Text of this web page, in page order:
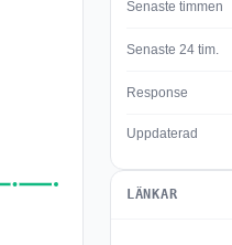
Senaste timmen
Senaste 24 tim.
Response
Uppdaterad
LÄNKAR